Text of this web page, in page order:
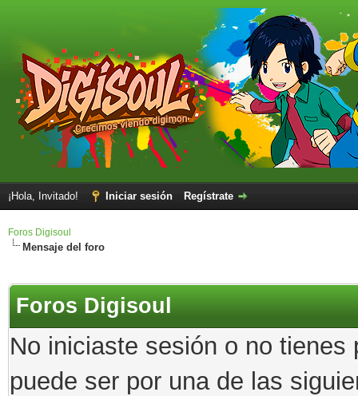
¡Hola, Invitado! Iniciar sesión Regístrate
Foros Digisoul
Mensaje del foro
Foros Digisoul
No iniciaste sesión o no
puede ser por una de las